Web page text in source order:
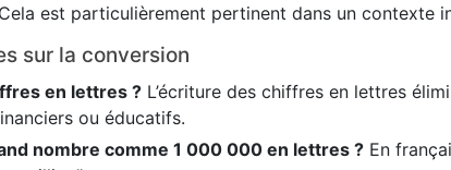
est particulièrement pertinent dans un contexte
sur la conversion
en lettres ? L’écriture des chiffres en lettres
ou éducatifs.
nombre comme 1 000 000 en lettres ? En